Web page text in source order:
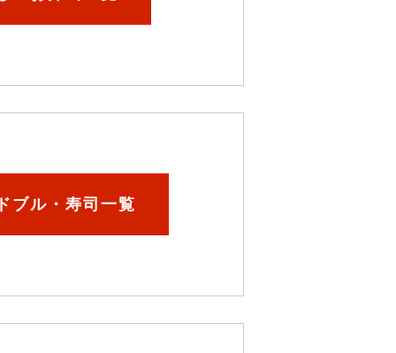
ブル・寿司一覧